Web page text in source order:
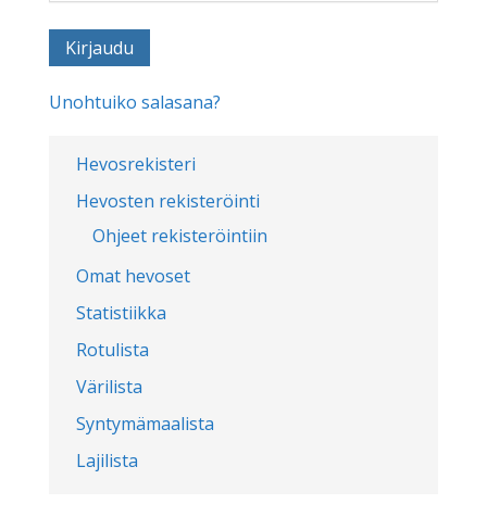
Hevosrekisteri
Hevosten rekisteröinti
Ohjeet rekisteröintiin
Omat hevoset
Statistiikka
Rotulista
Värilista
Syntymämaalista
Lajilista
Unohtuiko salasana?